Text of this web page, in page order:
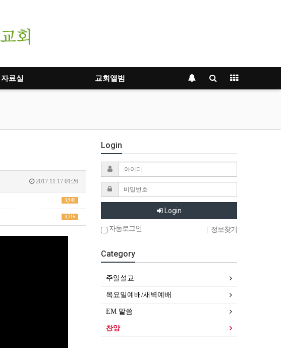
자료실 교회앨범
2017.11.17 01:26
3,945
3,716
Login
Login
자동로그인 정보찾기
Category
주일설교
목요일예배/새벽예배
EM 말씀
찬양